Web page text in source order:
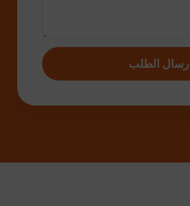
إرسال الطلب